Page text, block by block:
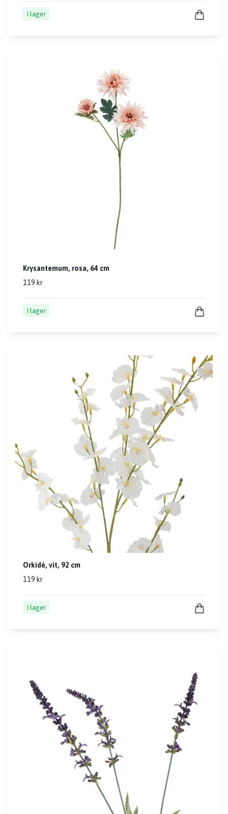
I lager
Krysantemum, rosa, 64 cm
119 kr
I lager
Orkidé, vit, 92 cm
119 kr
I lager